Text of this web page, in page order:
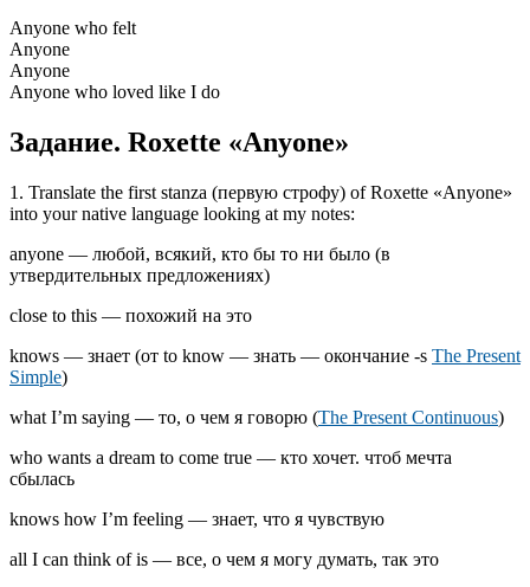
Anyone who felt
Anyone
Anyone
Anyone who loved like I do
Задание. Roxette «Anyone»
1. Translate the first stanza (первую строфу) of Roxette «Anyone»
into your native language looking at my notes:
anyone — любой, всякий, кто бы то ни было (в
утвердительных предложениях)
close to this — похожий на это
knows — знает (от to know — знать — окончание -s The Present
Simple)
what I’m saying — то, о чем я говорю (The Present Continuous)
who wants a dream to come true — кто хочет. чтоб мечта
сбылась
knows how I’m feeling — знает, что я чувствую
all I can think of is — все, о чем я могу думать, так это